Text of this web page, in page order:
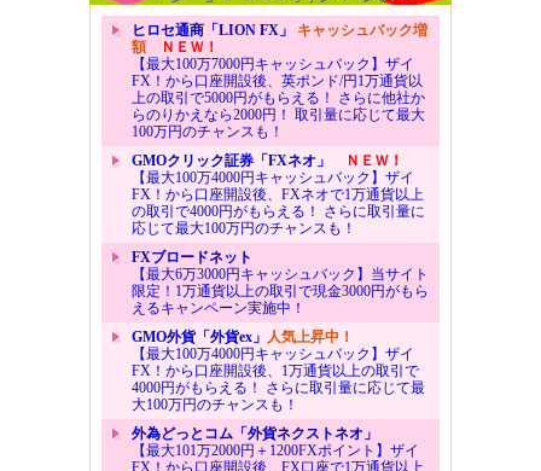
ヒロセ通商「LION FX」 キャッシュバック増
額ＮＥＷ！
【最大100万7000円キャッシュバック】ザイ
FX！から口座開設後、英ポンド/円1万通貨以
上の取引で5000円がもらえる！ さらに他社か
らのりかえなら2000円！ 取引量に応じて最大
100万円のチャンスも！
GMOクリック証券「FXネオ」
ＮＥＷ！
【最大100万4000円キャッシュバック】ザイ
FX！から口座開設後、FXネオで1万通貨以上
の取引で4000円がもらえる！ さらに取引量に
応じて最大100万円のチャンスも！
FXブロードネット
【最大6万3000円キャッシュバック】当サイト
限定！1万通貨以上の取引で現金3000円がもら
えるキャンペーン実施中！
GMO外貨「外貨ex」 人気上昇中！
【最大100万4000円キャッシュバック】ザイ
FX！から口座開設後、1万通貨以上の取引で
4000円がもらえる！ さらに取引量に応じて最
大100万円のチャンスも！
外為どっとコム「外貨ネクストネオ」
【最大101万2000円＋1200FXポイント】ザイ
FX！から口座開設後、FX口座で1万通貨以上